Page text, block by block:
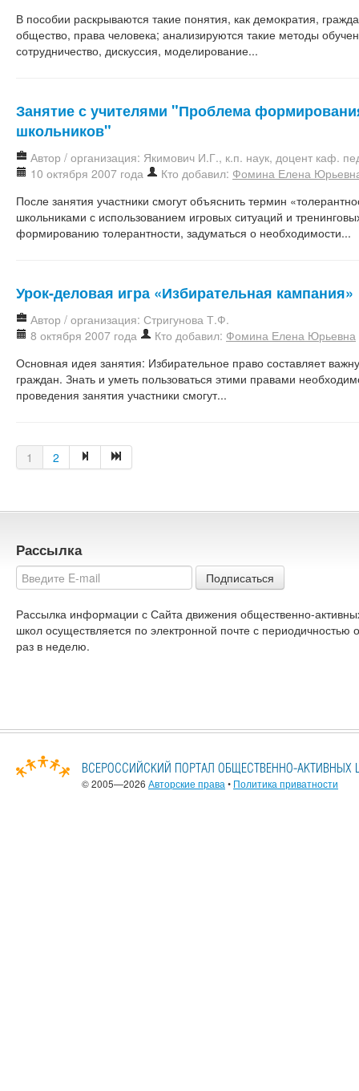
В пособии раскрываются такие понятия, как демократия,
общество, права человека; анализируются такие методы
сотрудничество, дискуссия, моделирование...
Занятие с учителями "Проблема
школьников"
Автор / организация: Якимович И.Г., к.п. наук, доцент каф.
10 октября 2007 года
Кто добавил: Фомина Елена
После занятия участники смогут объяснить термин
школьниками с использованием игровых ситуаций и
формированию толерантности, задуматься о необходимости...
Урок-деловая игра «Избирательная кампания»
Автор / организация: Стригунова Т.Ф.
8 октября 2007 года
Кто добавил: Фомина Елена Юрьевна
Основная идея занятия: Избирательное право составляет
граждан. Знать и уметь пользоваться этими правами
проведения занятия участники смогут...
1 2
Рассылка
Подписаться
Рассылка информации с Сайта движения общественно-
школ осуществляется по электронной почте с периодичностью
раз в неделю.
© 2005—2026 Авторские права • Политика приватности